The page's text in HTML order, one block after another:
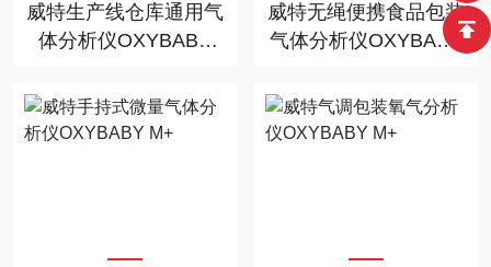
威特生产线仓库通用气
体分析仪OXYBABY
威特无绳便携食品包装
气体分析仪OXYBABY